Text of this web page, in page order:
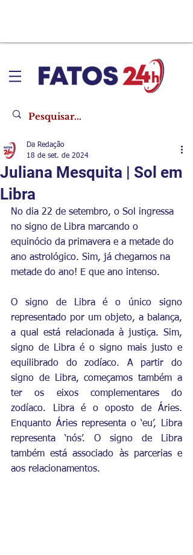
Juliana Mesquita | Sol em
Libra
Da Redação
18 de set. de 2024
No dia 22 de setembro, o Sol ingressa
no signo de Libra marcando o
equinócio da primavera e a metade do
ano astrológico. Sim, já chegamos na
metade do ano! E que ano intenso.
O signo de Libra é o único signo
representado por um objeto, a balança,
a qual está relacionada à justiça. Sim,
signo de Libra é o signo mais justo e
equilibrado do zodíaco. A partir do
signo de Libra, começamos também a
ter os eixos complementares do
zodíaco. Libra é o oposto de Áries.
Enquanto Áries representa o ‘eu’, Libra
representa ‘nós’. O signo de Libra
também está associado às parcerias e
aos relacionamentos.